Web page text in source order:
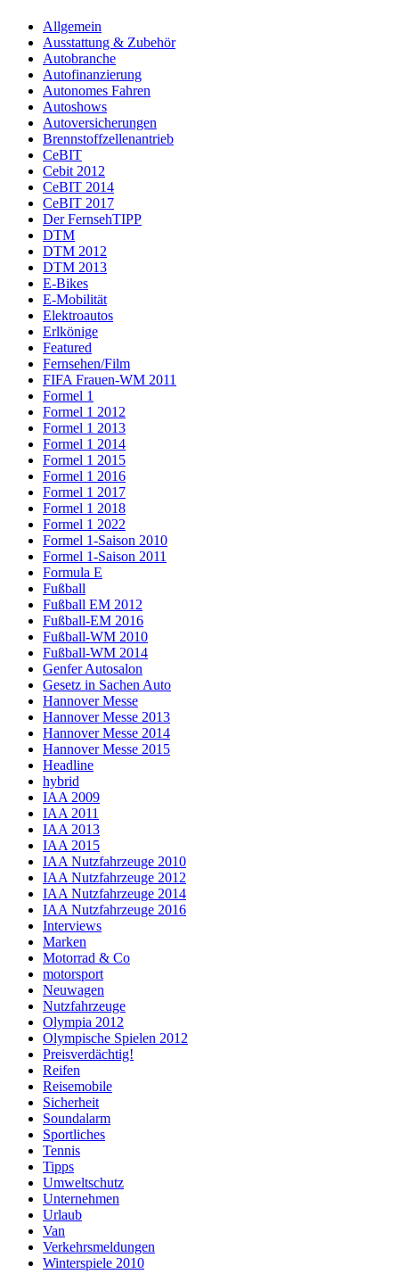
Allgemein
Ausstattung & Zubehör
Autobranche
Autofinanzierung
Autonomes Fahren
Autoshows
Autoversicherungen
Brennstoffzellenantrieb
CeBIT
Cebit 2012
CeBIT 2014
CeBIT 2017
Der FernsehTIPP
DTM
DTM 2012
DTM 2013
E-Bikes
E-Mobilität
Elektroautos
Erlkönige
Featured
Fernsehen/Film
FIFA Frauen-WM 2011
Formel 1
Formel 1 2012
Formel 1 2013
Formel 1 2014
Formel 1 2015
Formel 1 2016
Formel 1 2017
Formel 1 2018
Formel 1 2022
Formel 1-Saison 2010
Formel 1-Saison 2011
Formula E
Fußball
Fußball EM 2012
Fußball-EM 2016
Fußball-WM 2010
Fußball-WM 2014
Genfer Autosalon
Gesetz in Sachen Auto
Hannover Messe
Hannover Messe 2013
Hannover Messe 2014
Hannover Messe 2015
Headline
hybrid
IAA 2009
IAA 2011
IAA 2013
IAA 2015
IAA Nutzfahrzeuge 2010
IAA Nutzfahrzeuge 2012
IAA Nutzfahrzeuge 2014
IAA Nutzfahrzeuge 2016
Interviews
Marken
Motorrad & Co
motorsport
Neuwagen
Nutzfahrzeuge
Olympia 2012
Olympische Spielen 2012
Preisverdächtig!
Reifen
Reisemobile
Sicherheit
Soundalarm
Sportliches
Tennis
Tipps
Umweltschutz
Unternehmen
Urlaub
Van
Verkehrsmeldungen
Winterspiele 2010